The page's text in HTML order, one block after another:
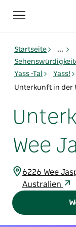
Toggle
navigation
Startseite
...
Yass -Tal
Yass!
Wee
6226 Wee
Australien